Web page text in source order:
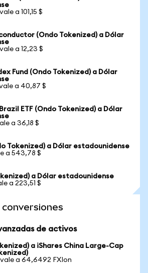
a 101,15 $
(Ondo Tokenized) a Dólar
a 12,23 $
Fund (Ondo Tokenized) a Dólar
a 40,87 $
ETF (Ondo Tokenized) a Dólar
a 36,18 $
Tokenized) a Dólar estadounidense
a 543,78 $
a Dólar estadounidense
a 223,51 $
de activos
a iShares China Large-Cap
a 64,6492 FXIon